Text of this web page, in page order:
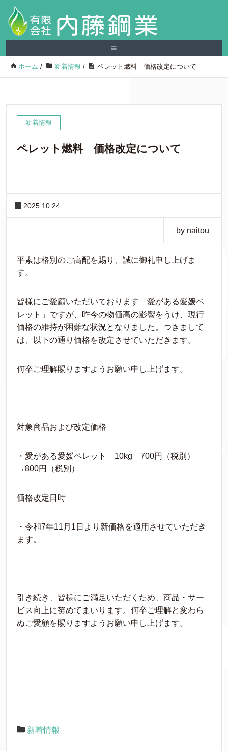
≡
ホーム / 新着情報 / ペレット燃料 価格改定について
新着情報
ペレット燃料 価格改定について
2025.10.24
by naitou
平素は格別のご高配を賜り、誠に御礼申し上げま
す。
皆様にご愛顧いただいております「愛がある愛媛ペ
レット」ですが、昨今の物価高の影響をうけ、現行
価格の維持が困難な状況となりました。つきまして
は、以下の通り価格を改定させていただきます。
何卒ご理解賜りますようお願い申し上げます。
対象商品および改定価格
・愛がある愛媛ペレット 10kg 700円（税別）
→800円（税別）
価格改定日時
・令和7年11月1日より新価格を適用させていただき
ます。
引き続き、皆様にご満足いただくため、商品・サー
ビス向上に努めてまいります。何卒ご理解と変わら
ぬご愛顧を賜りますようお願い申し上げます。
新着情報